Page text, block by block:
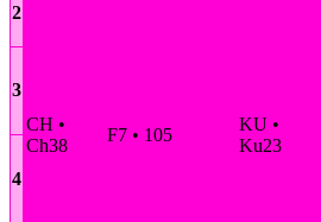
2
3
CH •
Ch38
F7 • 105
KU •
Ku23
4